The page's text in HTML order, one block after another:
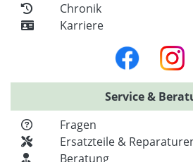
Chronik
Karriere
Service &
Fragen
Ersatzteile &
Beratung